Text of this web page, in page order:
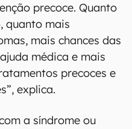
precoce. Quanto
quanto mais
mais chances das
médica e mais
precoces e
explica.
a síndrome ou